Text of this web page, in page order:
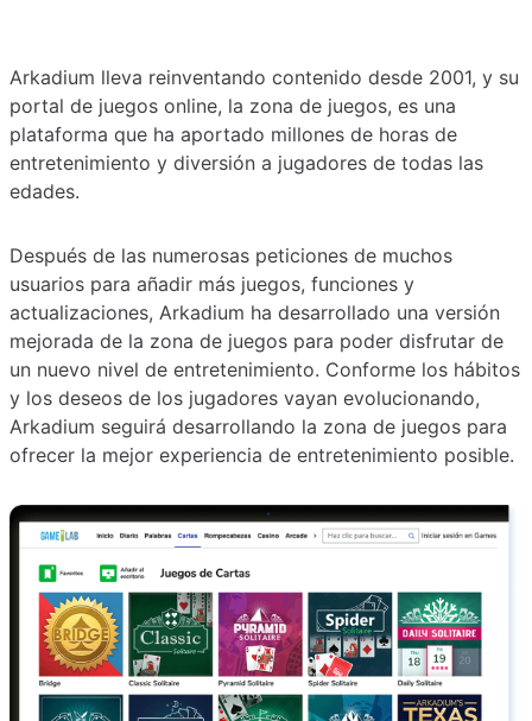
Arkadium lleva reinventando contenido desde 2001, y su
portal de juegos online, la zona de juegos, es una
plataforma que ha aportado millones de horas de
entretenimiento y diversión a jugadores de todas las
edades.
Después de las numerosas peticiones de muchos
usuarios para añadir más juegos, funciones y
actualizaciones, Arkadium ha desarrollado una versión
mejorada de la zona de juegos para poder disfrutar de
un nuevo nivel de entretenimiento. Conforme los hábitos
y los deseos de los jugadores vayan evolucionando,
Arkadium seguirá desarrollando la zona de juegos para
ofrecer la mejor experiencia de entretenimiento posible.